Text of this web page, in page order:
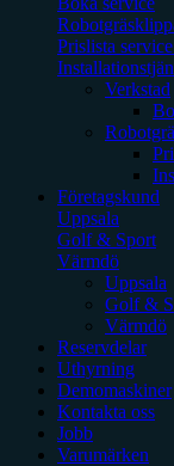
Prislista
Verkstad
Företagskund
Uppsala
Golf & Sport
Värmdö
Uppsala
Golf &
Värmdö
Reservdelar
Uthyrning
Demomaskiner
Kontakta oss
Jobb
Varumärken